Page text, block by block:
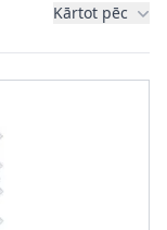
Kārtot pēc